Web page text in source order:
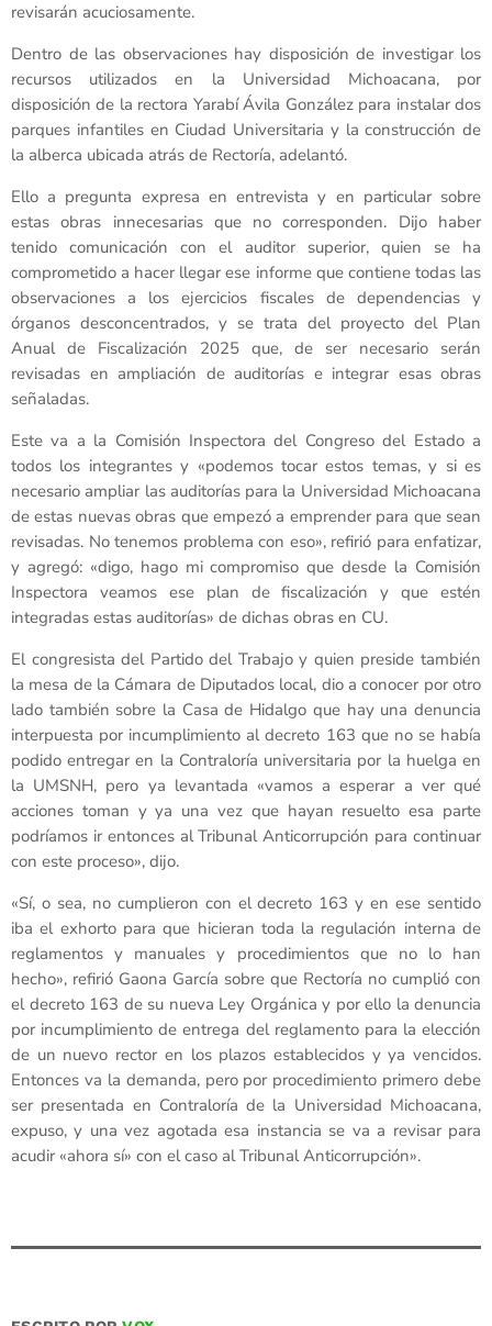
revisarán acuciosamente.
Dentro de las observaciones hay disposición de investigar los
recursos utilizados en la Universidad Michoacana, por
disposición de la rectora Yarabí Ávila González para instalar dos
parques infantiles en Ciudad Universitaria y la construcción de
la alberca ubicada atrás de Rectoría, adelantó.
Ello a pregunta expresa en entrevista y en particular sobre
estas obras innecesarias que no corresponden. Dijo haber
tenido comunicación con el auditor superior, quien se ha
comprometido a hacer llegar ese informe que contiene todas las
observaciones a los ejercicios fiscales de dependencias y
órganos desconcentrados, y se trata del proyecto del Plan
Anual de Fiscalización 2025 que, de ser necesario serán
revisadas en ampliación de auditorías e integrar esas obras
señaladas.
Este va a la Comisión Inspectora del Congreso del Estado a
todos los integrantes y «podemos tocar estos temas, y si es
necesario ampliar las auditorías para la Universidad Michoacana
de estas nuevas obras que empezó a emprender para que sean
revisadas. No tenemos problema con eso», refirió para enfatizar,
y agregó: «digo, hago mi compromiso que desde la Comisión
Inspectora veamos ese plan de fiscalización y que estén
integradas estas auditorías» de dichas obras en CU.
El congresista del Partido del Trabajo y quien preside también
la mesa de la Cámara de Diputados local, dio a conocer por otro
lado también sobre la Casa de Hidalgo que hay una denuncia
interpuesta por incumplimiento al decreto 163 que no se había
podido entregar en la Contraloría universitaria por la huelga en
la UMSNH, pero ya levantada «vamos a esperar a ver qué
acciones toman y ya una vez que hayan resuelto esa parte
podríamos ir entonces al Tribunal Anticorrupción para continuar
con este proceso», dijo.
«Sí, o sea, no cumplieron con el decreto 163 y en ese sentido
iba el exhorto para que hicieran toda la regulación interna de
reglamentos y manuales y procedimientos que no lo han
hecho», refirió Gaona García sobre que Rectoría no cumplió con
el decreto 163 de su nueva Ley Orgánica y por ello la denuncia
por incumplimiento de entrega del reglamento para la elección
de un nuevo rector en los plazos establecidos y ya vencidos.
Entonces va la demanda, pero por procedimiento primero debe
ser presentada en Contraloría de la Universidad Michoacana,
expuso, y una vez agotada esa instancia se va a revisar para
acudir «ahora sí» con el caso al Tribunal Anticorrupción».